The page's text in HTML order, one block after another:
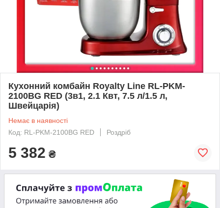
Кухонний комбайн Royalty Line RL-PKM-
2100BG RED (3в1, 2.1 Квт, 7.5 л/1.5 л,
Швейцарія)
Немає в наявності
Код: RL-PKM-2100BG RED
Роздріб
5 382 ₴